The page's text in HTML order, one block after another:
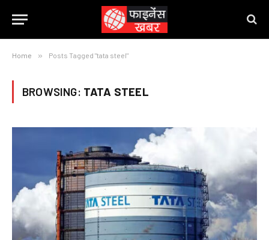
Home » Posts Tagged "tata steel"
BROWSING: TATA STEEL